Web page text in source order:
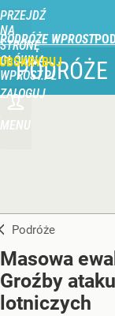
PRZEJDŹ
NA
STRONĘ
GŁÓWNĄ
WPROST.PL
PODRÓŻE WPROST
ZALOGUJ
MENU
PODRÓŻE
Podróże
Masowa
Groźby
lotniczych